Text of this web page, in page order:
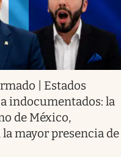
| Estados
indocumentados: la
de México,
mayor presencia de